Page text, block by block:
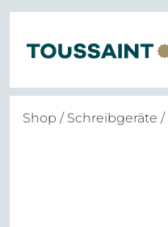
Shop / Schreibgeräte /